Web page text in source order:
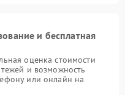
и бесплатная
оценка стоимости
и возможность
или онлайн на